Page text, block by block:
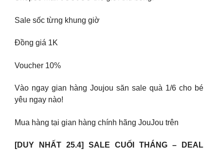
Sale sốc từng khung giờ
Đồng giá 1K
Voucher 10%
Vào ngay gian hàng Joujou săn sale quà 1/6 cho bé
yêu ngay nào!
Mua hàng tại gian hàng chính hãng JouJou trên
[DUY NHẤT 25.4] SALE CUỐI THÁNG – DEAL